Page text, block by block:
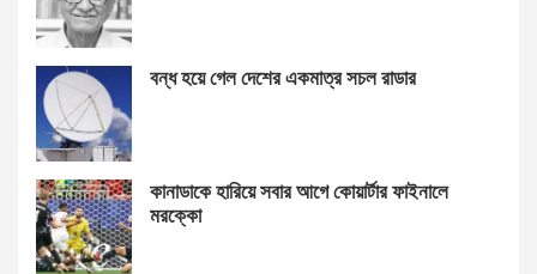
বন্ধ হয়ে গেল দেশের একমাত্র সচল রাডার
কানাডাকে হারিয়ে সবার আগে কোয়ার্টার ফাইনালে
মরক্কো